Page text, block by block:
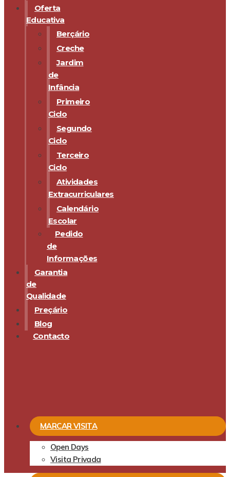
Oferta
Educativa
Berçário
Creche
Jardim
de
Infância
Primeiro
Ciclo
Segundo
Ciclo
Terceiro
Ciclo
Atividades
Extracurriculares
Calendário
Escolar
Pedido
de
Informações
Garantia
de
Qualidade
Preçário
Blog
Contacto
MARCAR VISITA
Open Days
Visita Privada